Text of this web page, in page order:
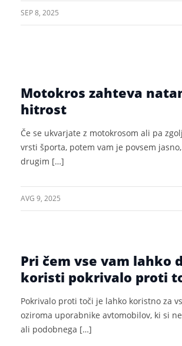
SEP 8, 2025
Motokros zahteva
hitrost
Če se ukvarjate z motokrosom ali pa
vrsti športa, potem vam je povsem
drugim […]
AVG 9, 2025
Pri čem vse vam lahko
koristi pokrivalo proti
Pokrivalo proti toči je lahko koristno za
oziroma uporabnike avtomobilov, ki si
ali podobnega […]